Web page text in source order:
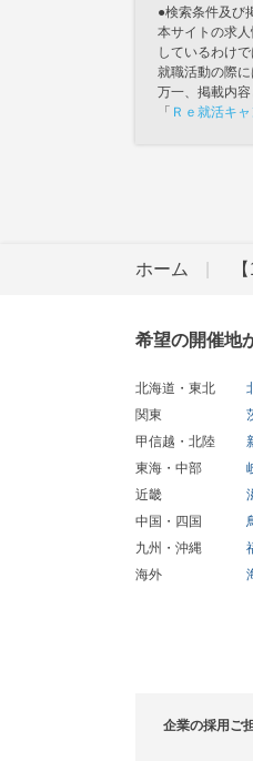
●検索条件及び
本サイトの求
しているわけで
就職活動の際
万一、掲載内
「 Ｒｅ就活キ
ホーム
希望の開催地
北海道・東北
関東
甲信越・北陸
東海・中部
近畿
中国・四国
九州・沖縄
海外
企業の採用ご